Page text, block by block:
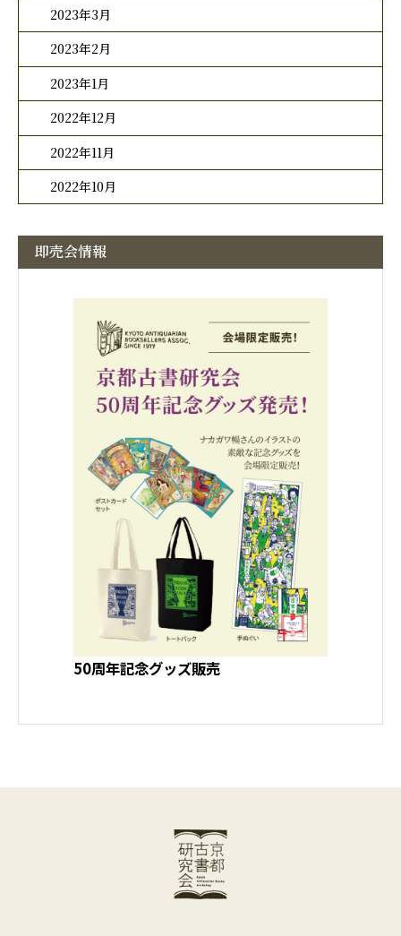
2023年3月
2023年2月
2023年1月
2022年12月
2022年11月
2022年10月
即売会情報
50周年記念グッズ販売